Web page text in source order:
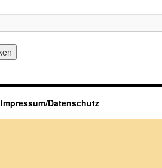
Impressum/Datenschutz